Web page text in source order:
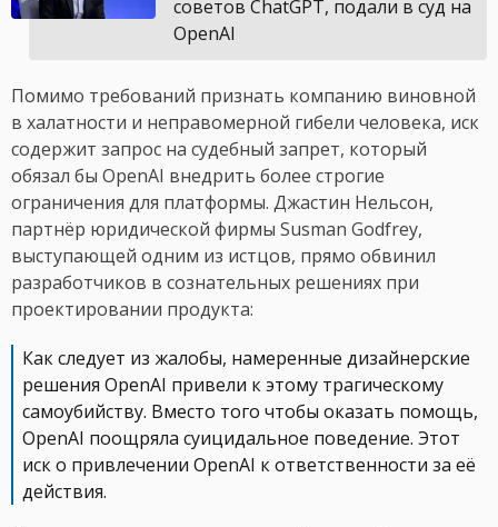
советов ChatGPT, подали в суд на
OpenAI
Помимо требований признать компанию виновной
в халатности и неправомерной гибели человека, иск
содержит запрос на судебный запрет, который
обязал бы OpenAI внедрить более строгие
ограничения для платформы. Джастин Нельсон,
партнёр юридической фирмы Susman Godfrey,
выступающей одним из истцов, прямо обвинил
разработчиков в сознательных решениях при
проектировании продукта:
Как следует из жалобы, намеренные дизайнерские
решения OpenAI привели к этому трагическому
самоубийству. Вместо того чтобы оказать помощь,
OpenAI поощряла суицидальное поведение. Этот
иск о привлечении OpenAI к ответственности за её
действия.